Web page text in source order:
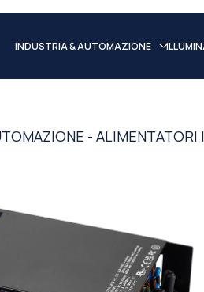
INDUSTRIA & AUTOMAZIONE
- ALIMENTATORI